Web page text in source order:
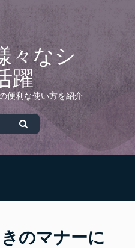
々なシ
躍
便利な使い方を紹介
Search
のマナーに